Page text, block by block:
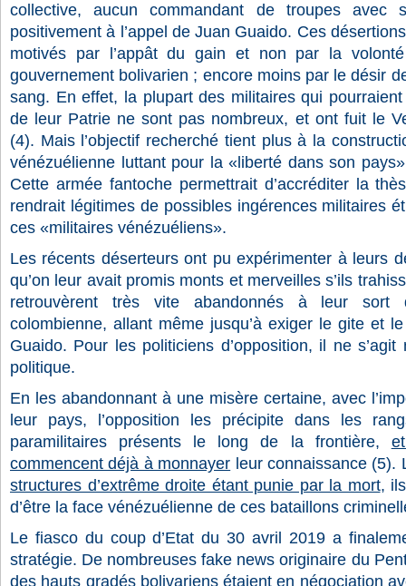
collective, aucun commandant de troupes avec
positivement à l’appel de Juan Guaido. Ces
motivés par l’appât du gain et non par la
gouvernement bolivarien ; encore moins par le désir
sang. En effet, la plupart des militaires qui
de leur Patrie ne sont pas nombreux, et ont fuit le
(4). Mais l’objectif recherché tient plus à la
vénézuélienne luttant pour la «liberté dans son
Cette armée fantoche permettrait d’accréditer la
rendrait légitimes de possibles ingérences militaires
ces «militaires vénézuéliens».
Les récents déserteurs ont pu expérimenter à leurs
qu’on leur avait promis monts et merveilles s’ils
retrouvèrent très vite abandonnés à leur sort
colombienne, allant même jusqu’à exiger le gite et
Guaido. Pour les politiciens d’opposition, il ne s’agit
politique.
En les abandonnant à une misère certaine, avec
leur pays, l’opposition les précipite dans les
paramilitaires présents le long de la frontière,
commencent déjà à monnayer leur connaissance
structures d’extrême droite étant punie par la mort,
d’être la face vénézuélienne de ces bataillons
Le fiasco du coup d’Etat du 30 avril 2019 a
stratégie. De nombreuses fake news originaire du
des hauts gradés bolivariens étaient en négociation